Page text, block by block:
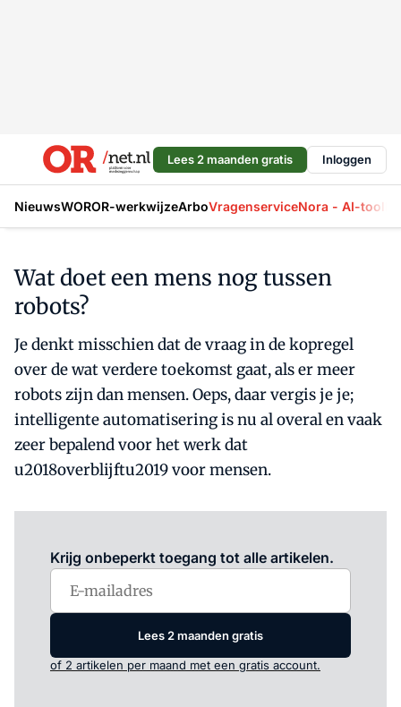
Lees 2 maanden gratis Inloggen
NieuwsWOROR-werkwijzeArboVragenserviceNora - AI-tool
Wat doet een mens nog tussen
robots?
Je denkt misschien dat de vraag in de kopregel
over de wat verdere toekomst gaat, als er meer
robots zijn dan mensen. Oeps, daar vergis je je;
intelligente automatisering is nu al overal en vaak
zeer bepalend voor het werk dat
u2018overblijftu2019 voor mensen.
Krijg onbeperkt toegang tot alle artikelen.
Lees 2 maanden gratis
of 2 artikelen per maand met een gratis account.